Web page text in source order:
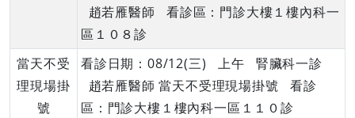
趙若雁醫師 看診區：門診大樓１樓內科一
區１０８診
當天不受
理現場掛
號
看診日期：08/12(三) 上午 腎臟科一診
趙若雁醫師 當天不受理現場掛號 看診
區：門診大樓１樓內科一區１１０診